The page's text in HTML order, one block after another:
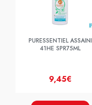
PURESSENTIEL ASSAINI
41HE SPR75ML
9,45€